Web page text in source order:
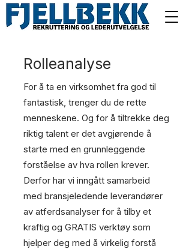
Rolleanalyse
For å ta en virksomhet fra god til
fantastisk, trenger du de rette
menneskene. Og for å tiltrekke deg
riktig talent er det avgjørende å
starte med en grunnleggende
forståelse av hva rollen krever.
Derfor har vi inngått samarbeid
med bransjeledende leverandører
av atferdsanalyser for å tilby et
kraftig og GRATIS verktøy som
hjelper deg med å virkelig forstå